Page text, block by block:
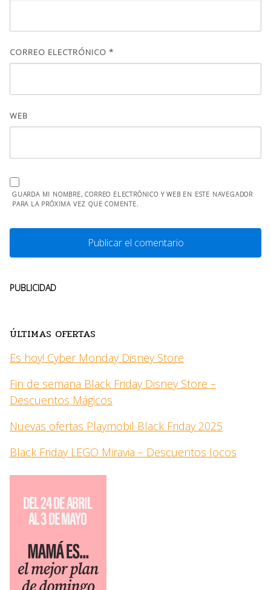
CORREO ELECTRÓNICO *
WEB
GUARDA MI NOMBRE, CORREO ELECTRÓNICO Y WEB EN ESTE NAVEGADOR
PARA LA PRÓXIMA VEZ QUE COMENTE.
PUBLICIDAD
ÚLTIMAS OFERTAS
Es hoy! Cyber Monday Disney Store
Fin de semana Black Friday Disney Store –
Descuentos Mágicos
Nuevas ofertas Playmobil Black Friday 2025
Black Friday LEGO Miravia – Descuentos locos